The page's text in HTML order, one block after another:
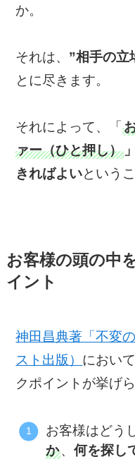
か。
それは、 ”相手の立
とに尽きます。
それによって、「
ァー（ひと押し）
きればよいという
お客様の頭の中
イント
神田昌典著「不変
スト出版） におい
クポイントが挙げ
お客様はどう
か、 何を探し